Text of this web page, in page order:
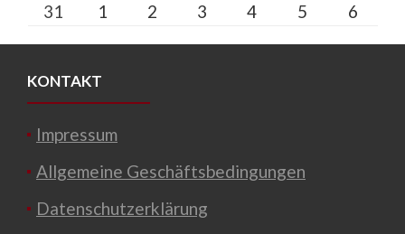
31
1 2 3 4 5 6
KONTAKT
Impressum
Allgemeine Geschäftsbedingungen
Datenschutzerklärung